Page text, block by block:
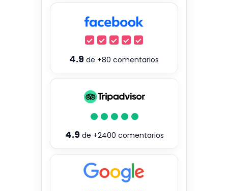
4.9 de +80 comentarios
4.9de +2400 comentarios